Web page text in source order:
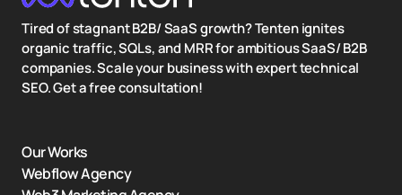
Tired of stagnant B2B/ SaaS growth? Tenten ignites
organic traffic, SQLs, and MRR for ambitious SaaS/ B2B
companies. Scale your business with expert technical
SEO. Get a free consultation!
Our Works
Webflow Agency